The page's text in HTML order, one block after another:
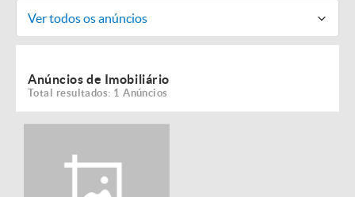
Ver todos os anúncios
Anúncios de Imobiliário
Total resultados: 1 Anúncios